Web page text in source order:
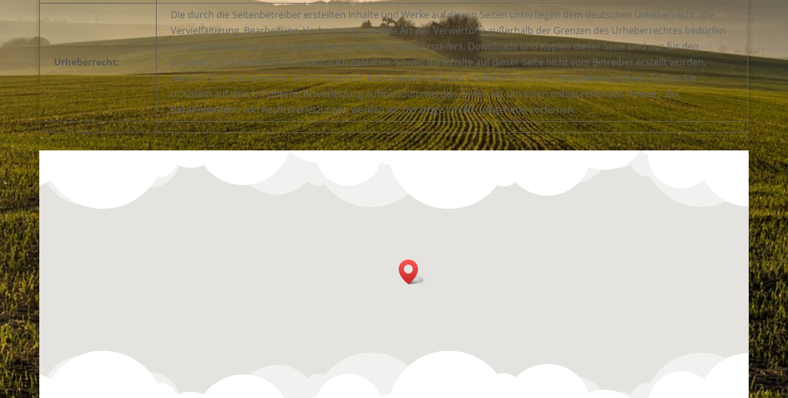
Urheberrecht:
Die durch die Seitenbetreiber erstellten Inhalte und Werke auf diesen Seiten unterliegen dem deutschen Urheberrecht. Die
Vervielfältigung, Bearbeitung, Verbreitung und jede Art der Verwertung außerhalb der Grenzen des Urheberrechtes bedürfen
der schriftlichen Zustimmung des jeweiligen Autors bzw. Erstellers. Downloads und Kopien dieser Seite sind nur für den
privaten, nicht kommerziellen Gebrauch gestattet. Soweit die Inhalte auf dieser Seite nicht vom Betreiber erstellt wurden,
werden die Urheberrechte Dritter beachtet. Insbesondere werden Inhalte Dritter als solche gekennzeichnet. Sollten Sie
trotzdem auf eine Urheberrechtsverletzung aufmerksam werden, bitten wir um einen entsprechenden Hinweis. Bei
Bekanntwerden von Rechtsverletzungen werden wir derartige Inhalte umgehend entfernen.